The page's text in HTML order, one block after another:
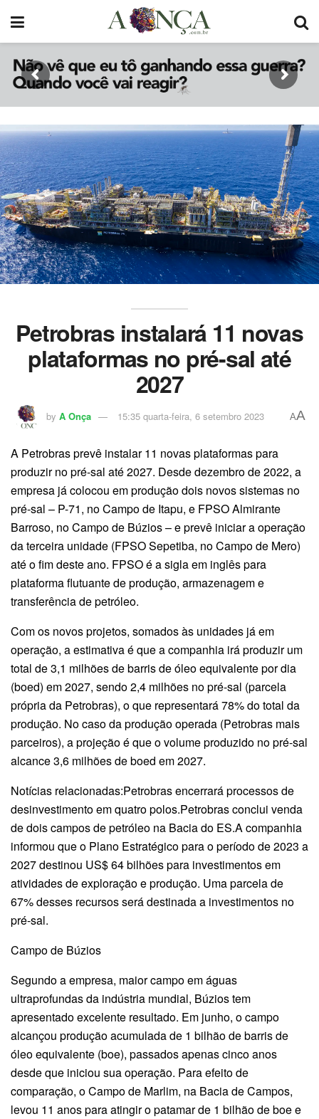
Petrobras instalará 11 novas
plataformas no pré-sal até
2027
by A Onça 15:35 quarta-feira, 6 setembro 2023 AA
A Petrobras prevê instalar 11 novas plataformas para
produzir no pré-sal até 2027. Desde dezembro de 2022, a
empresa já colocou em produção dois novos sistemas no
pré-sal – P-71, no Campo de Itapu, e FPSO Almirante
Barroso, no Campo de Búzios – e prevê iniciar a operação
da terceira unidade (FPSO Sepetiba, no Campo de Mero)
até o fim deste ano. FPSO é a sigla em inglês para
plataforma flutuante de produção, armazenagem e
transferência de petróleo.
Com os novos projetos, somados às unidades já em
operação, a estimativa é que a companhia irá produzir um
total de 3,1 milhões de barris de óleo equivalente por dia
(boed) em 2027, sendo 2,4 milhões no pré-sal (parcela
própria da Petrobras), o que representará 78% do total da
produção. No caso da produção operada (Petrobras mais
parceiros), a projeção é que o volume produzido no pré-sal
alcance 3,6 milhões de boed em 2027.
Notícias relacionadas:Petrobras encerrará processos de
desinvestimento em quatro polos.Petrobras conclui venda
de dois campos de petróleo na Bacia do ES.A companhia
informou que o Plano Estratégico para o período de 2023 a
2027 destinou US$ 64 bilhões para investimentos em
atividades de exploração e produção. Uma parcela de
67% desses recursos será destinada a investimentos no
pré-sal.
Campo de Búzios
Segundo a empresa, maior campo em águas
ultraprofundas da indústria mundial, Búzios tem
apresentado excelente resultado. Em junho, o campo
alcançou produção acumulada de 1 bilhão de barris de
óleo equivalente (boe), passados apenas cinco anos
desde que iniciou sua operação. Para efeito de
comparação, o Campo de Marlim, na Bacia de Campos,
levou 11 anos para atingir o patamar de 1 bilhão de boe e